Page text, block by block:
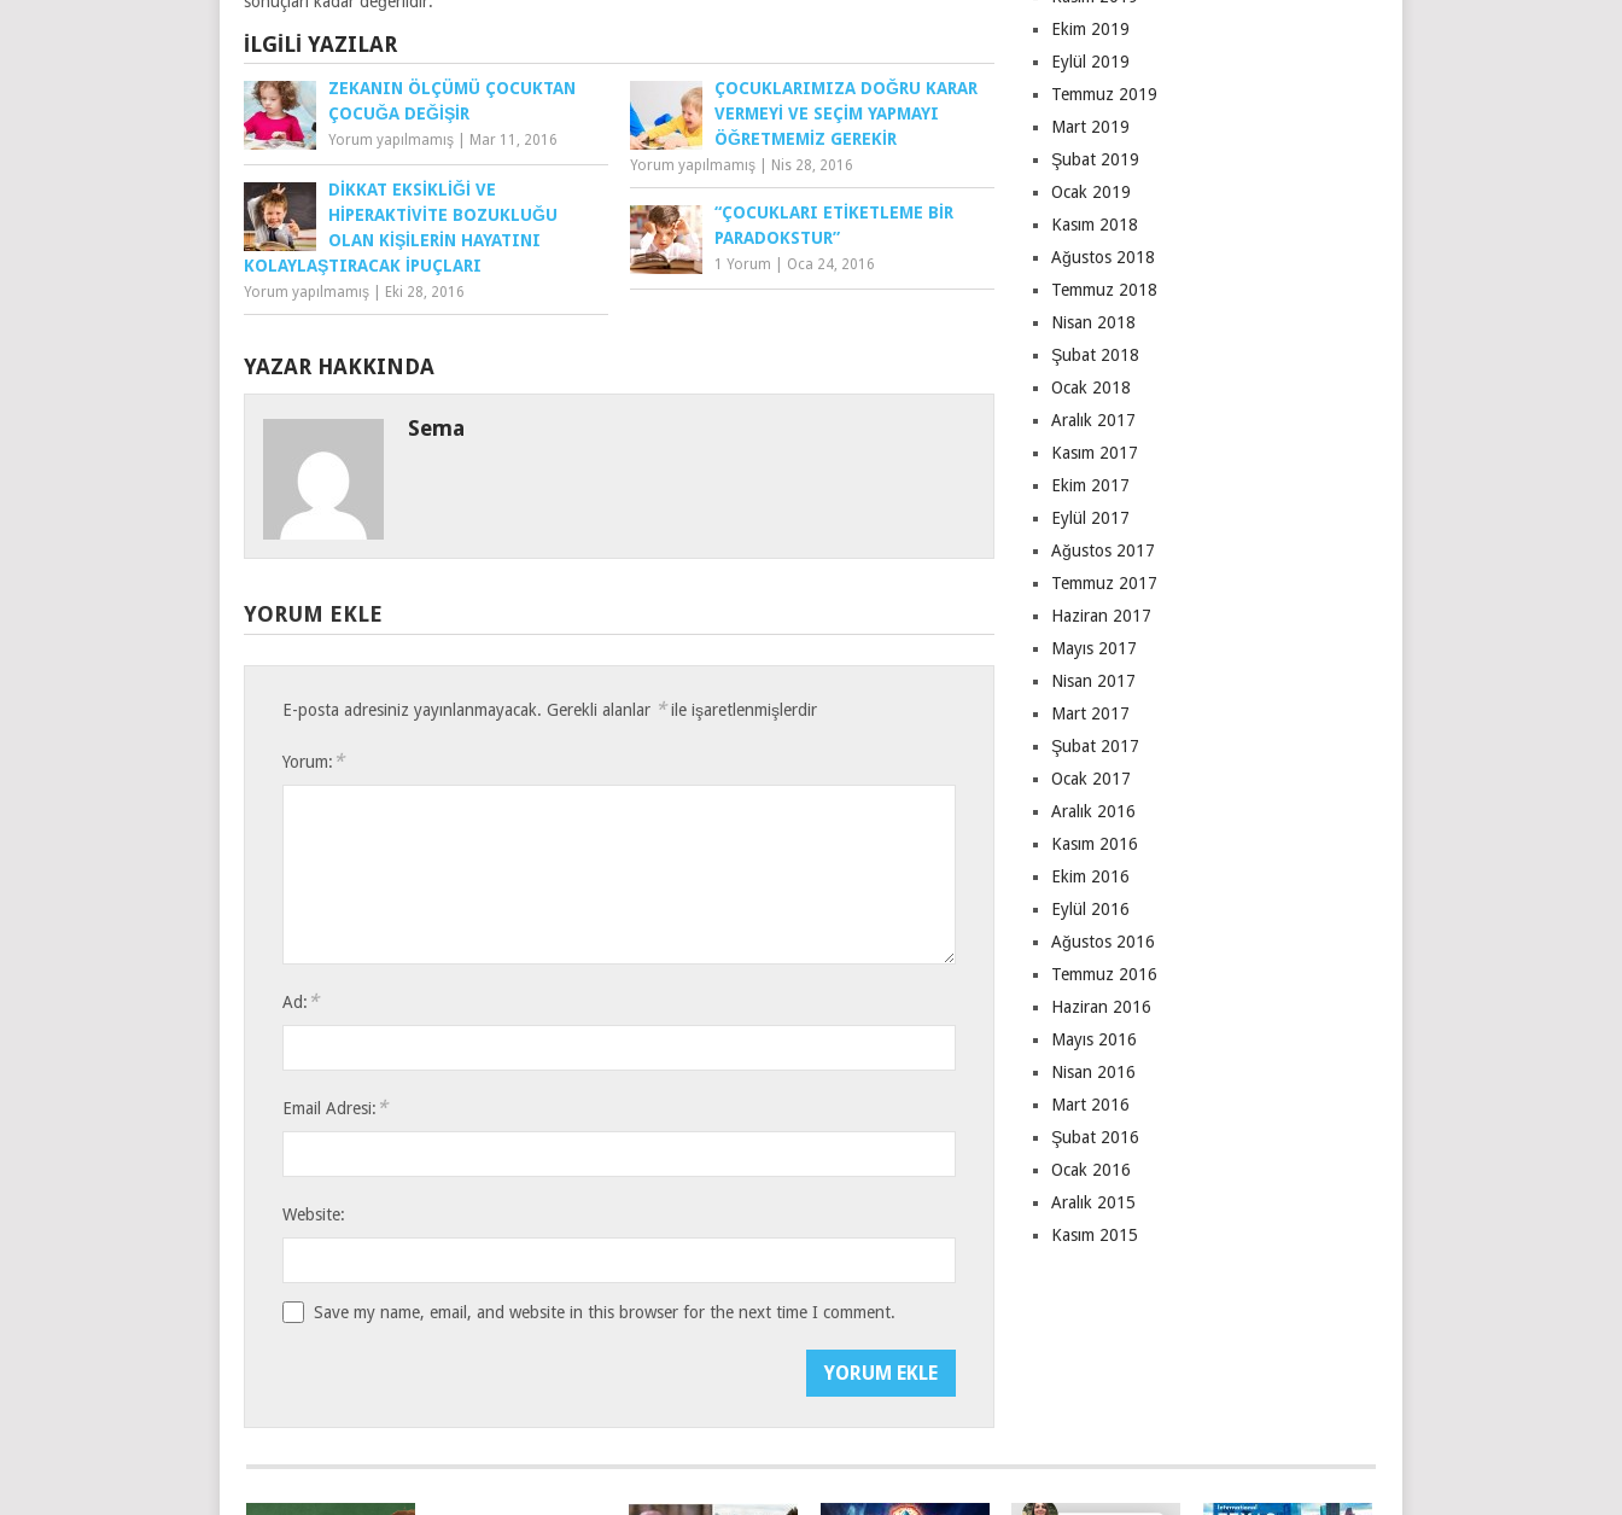
İLGILI YAZILAR
ZEKANIN ÖLÇÜMÜ ÇOCUKTAN
ÇOCUĞA DEĞIŞIR
Yorum yapılmamış Mar 11, 2016
ÇOCUKLARIMIZA DOĞRU KARAR
VERMEYI VE SEÇIM YAPMAYI
ÖĞRETMEMIZ GEREKIR
Yorum yapılmamış Nis 28, 2016
DIKKAT EKSIKLIĞI VE
HIPERAKTIVITE BOZUKLUĞU
OLAN KIŞILERIN HAYATINI
KOLAYLAŞTIRACAK İPUÇLARI
Yorum yapılmamış Eki 28, 2016
“ÇOCUKLARI ETIKETLEME BIR
PARADOKSTUR”
1 Yorum Oca 24, 2016
YAZAR HAKKINDA
Sema
YORUM EKLE
E-posta adresiniz yayınlanmayacak. Gerekli alanlar *ile işaretlenmişlerdir
Yorum: *
Ad: *
Email Adresi: *
Website:
Save my name, email, and website in this browser for the next time I comment.
Ekim 2019
Eylül 2019
Temmuz 2019
Mart 2019
Şubat 2019
Ocak 2019
Kasım 2018
Ağustos 2018
Temmuz 2018
Nisan 2018
Şubat 2018
Ocak 2018
Aralık 2017
Kasım 2017
Ekim 2017
Eylül 2017
Ağustos 2017
Temmuz 2017
Haziran 2017
Mayıs 2017
Nisan 2017
Mart 2017
Şubat 2017
Ocak 2017
Aralık 2016
Kasım 2016
Ekim 2016
Eylül 2016
Ağustos 2016
Temmuz 2016
Haziran 2016
Mayıs 2016
Nisan 2016
Mart 2016
Şubat 2016
Ocak 2016
Aralık 2015
Kasım 2015